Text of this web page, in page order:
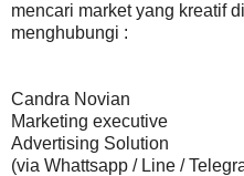
mencari market yang kreatif
menghubungi :
Candra Novian
Marketing executive
Advertising Solution
(via Whattsapp / Line /